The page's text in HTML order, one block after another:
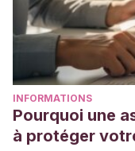
INFORMATIONS
Pourquoi une
à protéger